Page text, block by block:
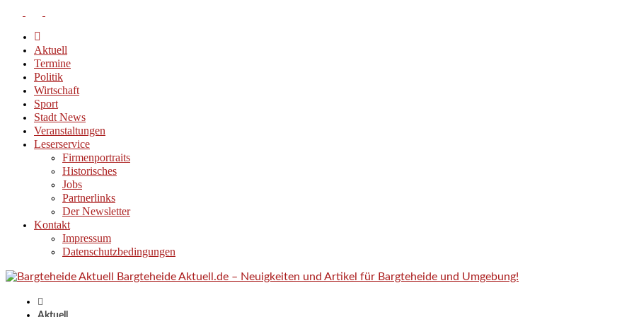
Aktuell
Termine
Politik
Wirtschaft
Sport
Stadt News
Veranstaltungen
Leserservice
Firmenportraits
Historisches
Jobs
Partnerlinks
Der Newsletter
Kontakt
Impressum
Datenschutzbedingungen
Bargteheide Aktuell.de – Neuigkeiten und Artikel für Bargteheide und Umgebung!